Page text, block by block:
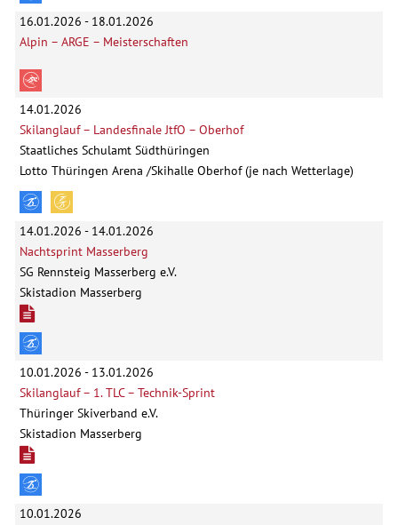
16.01.2026 - 18.01.2026
Alpin – ARGE – Meisterschaften
14.01.2026
Skilanglauf – Landesfinale JtfO – Oberhof
Staatliches Schulamt Südthüringen
Lotto Thüringen Arena /Skihalle Oberhof (je nach Wetterlage)
14.01.2026 - 14.01.2026
Nachtsprint Masserberg
SG Rennsteig Masserberg e.V.
Skistadion Masserberg
10.01.2026 - 13.01.2026
Skilanglauf – 1. TLC – Technik-Sprint
Thüringer Skiverband e.V.
Skistadion Masserberg
10.01.2026